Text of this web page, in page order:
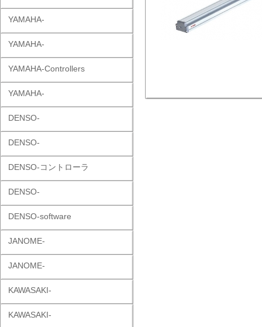
YAMAHA-
YAMAHA-
YAMAHA-Controllers
YAMAHA-
DENSO-
DENSO-
DENSO-コントローラ
DENSO-
DENSO-software
JANOME-
JANOME-
KAWASAKI-
KAWASAKI-